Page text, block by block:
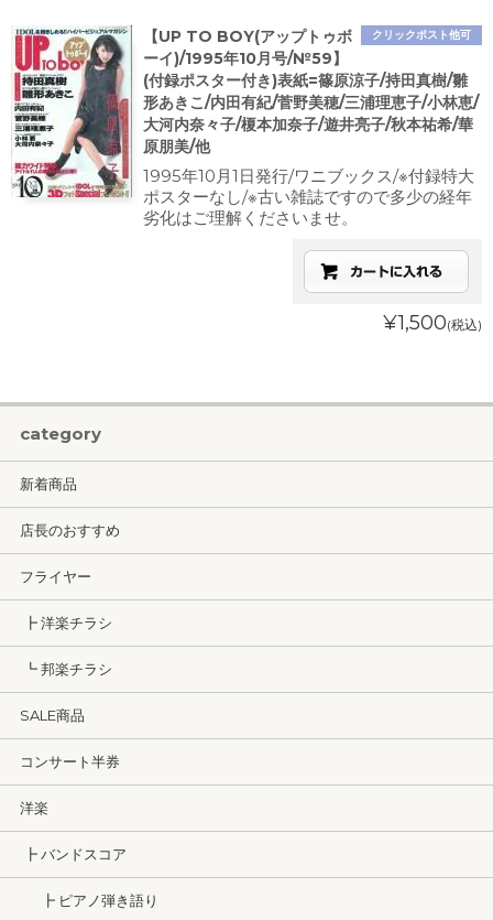
クリックポスト他可
【UP TO BOY(アップトゥボ
ーイ)/1995年10月号/№59】
(付録ポスター付き)表紙=篠原涼子/持田真樹/雛
形あきこ/内田有紀/菅野美穂/三浦理恵子/小林恵/
大河内奈々子/榎本加奈子/遊井亮子/秋本祐希/華
原朋美/他
1995年10月1日発行/ワニブックス/※付録特大
ポスターなし/※古い雑誌ですので多少の経年
劣化はご理解くださいませ。
¥1,500(税込)
category
新着商品
店長のおすすめ
フライヤー
┣ 洋楽チラシ
┗ 邦楽チラシ
SALE商品
コンサート半券
洋楽
┣ バンドスコア
┣ ピアノ弾き語り